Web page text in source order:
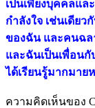
เป็นเพียงบุคคลแล
กำลังใจ เช่นเดีย
ของฉัน และคนฉล
และฉันเป็นเพื่อน
ได้เรียนรู้มากมา
ความคิดเห็นของ